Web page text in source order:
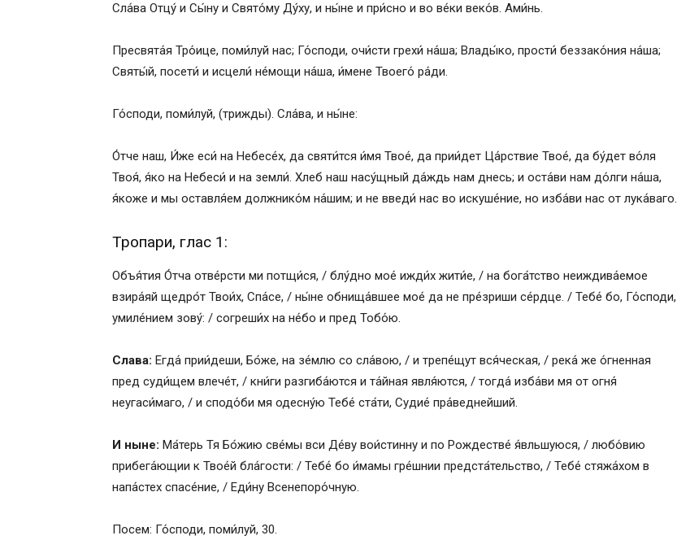
Сла́ва Отцу́ и Сы́ну и Свято́му Ду́ху, и ны́не и при́сно и во ве́ки веко́в. Ами́нь.
Пресвята́я Тро́ице, поми́луй нас; Го́споди, очи́сти грехи́ на́ша; Влады́ко, прости́ беззако́ния на́ша;
Святы́й, посети́ и исцели́ не́мощи на́ша, и́мене Твоего́ ра́ди.
Го́споди, поми́луй, (трижды). Сла́ва, и ны́не:
О́тче наш, И́же еси́ на Небесе́х, да святи́тся и́мя Твое́, да прии́дет Ца́рствие Твое́, да бу́дет во́ля
Твоя́, я́ко на Небеси́ и на земли́. Хлеб наш насу́щный да́ждь нам днесь; и оста́ви нам до́лги на́ша,
я́коже и мы оставля́ем должнико́м на́шим; и не введи́ нас во искуше́ние, но изба́ви нас от лука́ваго.
Тропари, глас 1:
Объя́тия О́тча отве́рсти ми потщи́ся, / блу́дно мое́ ижди́х жити́е, / на бога́тство неиждива́емое
взира́яй щедро́т Твои́х, Спа́се, / ны́не обнища́вшее мое́ да не пре́зриши се́рдце. / Тебе́ бо, Го́споди,
умиле́нием зову́: / согреши́х на не́бо и пред Тобо́ю.
Слава: Егда́ прии́деши, Бо́же, на зе́млю со сла́вою, / и трепе́щут вся́ческая, / река́ же о́гненная
пред суди́щем влече́т, / кни́ги разгиба́ются и та́йная явля́ются, / тогда́ изба́ви мя от огня́
неугаси́маго, / и сподо́би мя одесну́ю Тебе́ ста́ти, Судие́ пра́веднейший.
И ныне: Ма́терь Тя Бо́жию све́мы вси Де́ву вои́стинну и по Рождестве́ я́вльшуюся, / любо́вию
прибега́ющии к Твое́й бла́гости: / Тебе́ бо и́мамы гре́шнии предста́тельство, / Тебе́ стяжа́хом в
напа́стех спасе́ние, / Еди́ну Всенепоро́чную.
Посем: Го́споди, поми́луй, 30.